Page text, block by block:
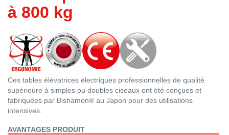
à 800 kg
Ces tables élévatrices électriques professionnelles de qualité
supérieure à simples ou doubles ciseaux ont été conçues et
fabriquées par Bishamon® au Japon pour des utilisations
intensives.
AVANTAGES PRODUIT